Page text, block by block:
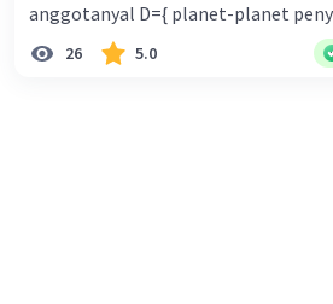
anggotanyal D={ planet-planet
26 5.0